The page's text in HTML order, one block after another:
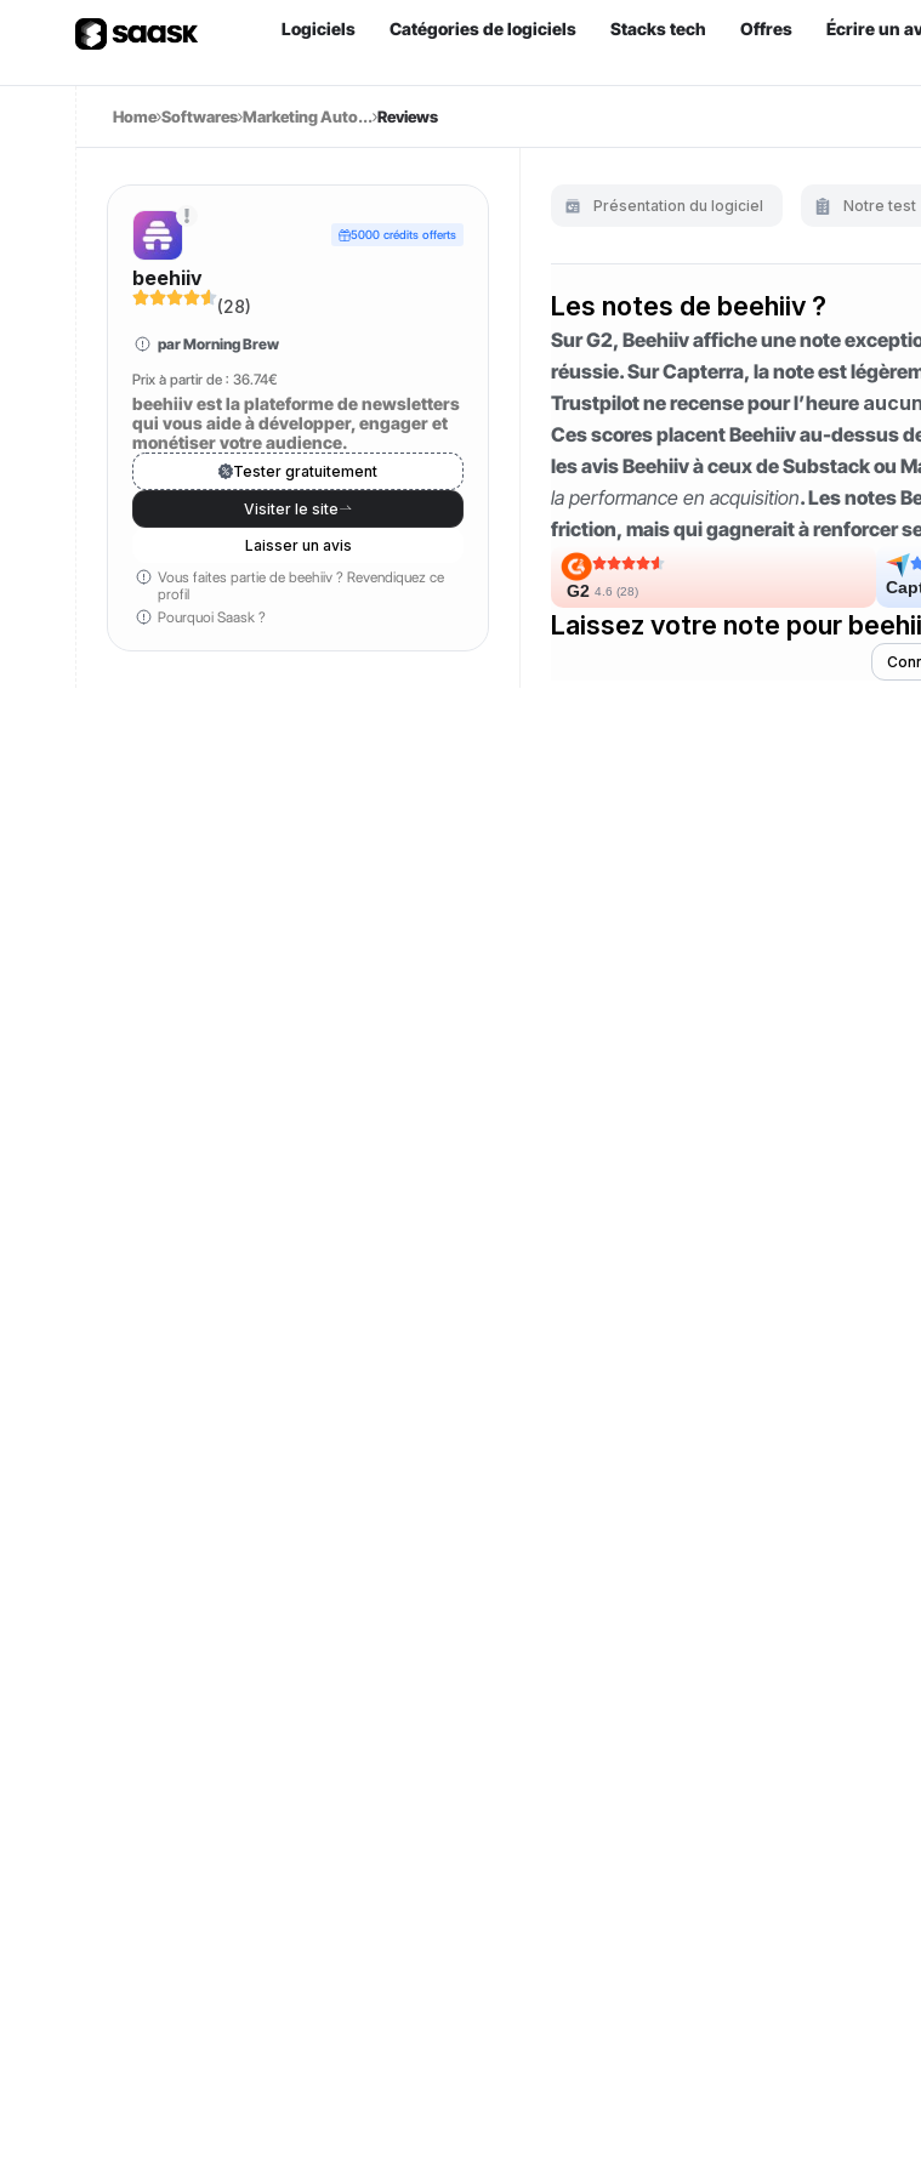
Logiciels Catégories de logiciels Stacks tech Offres Écrire un
Home Softwares Marketing Auto... Reviews
5000 crédits offerts
beehiiv
(28)
par Morning Brew
Prix à partir de : 36.74€
beehiiv est la plateforme de newsletters
qui vous aide à développer, engager et
monétiser votre audience.
Tester gratuitement
Visiter le site
Laisser un avis
Vous faites partie de beehiiv ?Revendiquez ce
profil
Pourquoi Saask ?
Présentation du logiciel Notre test
Les notes de beehiiv ?
Sur G2, Beehiiv affiche une note
réussie. Sur Capterra, la note est
Trustpilot ne recense pour l’heure
Ces scores placent Beehiiv au-dessus
les avis Beehiiv à ceux de Substack ou
la performance en acquisition. Les notes
friction, mais qui gagnerait à renforcer
G2 4.6 (28)
Laissez votre note pour